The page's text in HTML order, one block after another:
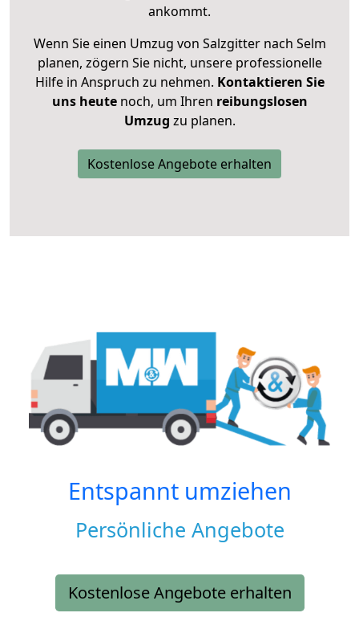
ankommt.
Wenn Sie einen Umzug von Salzgitter nach Selm
planen, zögern Sie nicht, unsere professionelle
Hilfe in Anspruch zu nehmen. Kontaktieren Sie
uns heutenoch, um Ihren reibungslosen
Umzug zu planen.
Kostenlose Angebote erhalten
Entspannt umziehen
Persönliche Angebote
Kostenlose Angebote erhalten